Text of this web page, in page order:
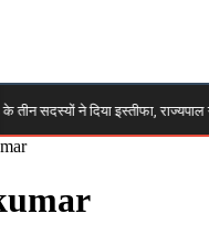
सदस्यों ने दिया इस्तीफा, राज्यपाल